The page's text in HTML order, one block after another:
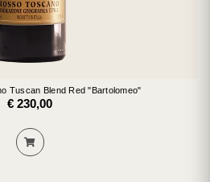
Tuscan Blend Red "Bartolomeo"
€ 230,00